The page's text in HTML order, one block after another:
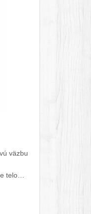
väzbu
telo